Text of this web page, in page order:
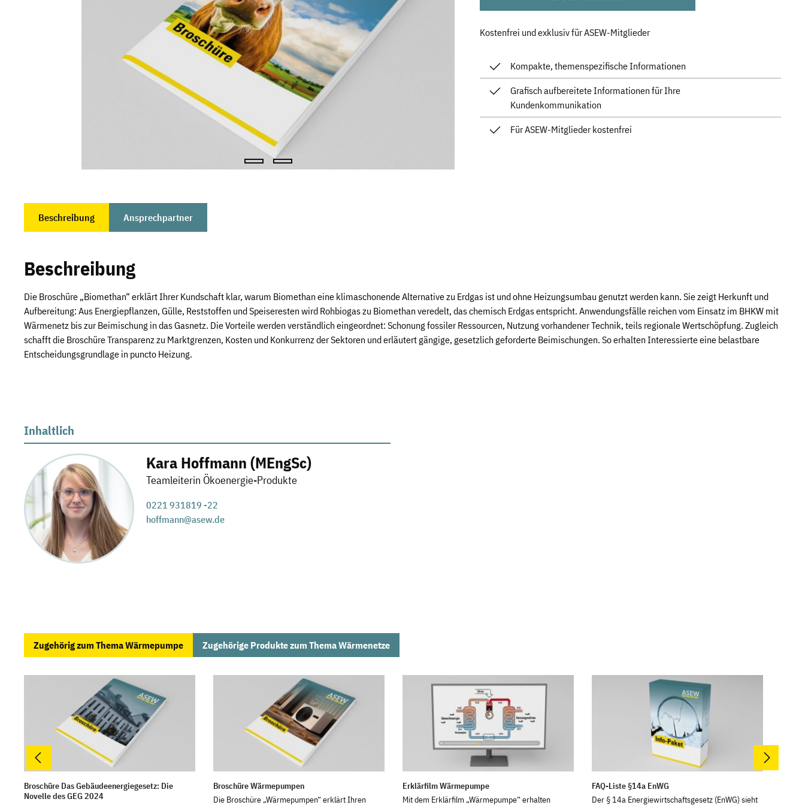
Kostenfrei und exklusiv für ASEW-Mitglieder
Kompakte, themenspezifische Informationen
Grafisch aufbereitete Informationen für Ihre
Kundenkommunikation
Für ASEW-Mitglieder kostenfrei
Beschreibung Ansprechpartner
Beschreibung
Die Broschüre „Biomethan“ erklärt Ihrer Kundschaft klar, warum Biomethan eine klimaschonende Alternative zu Erdgas ist und ohne Heizungsumbau genutzt werden kann. Sie zeigt Herkunft und
Aufbereitung: Aus Energiepflanzen, Gülle, Reststoffen und Speiseresten wird Rohbiogas zu Biomethan veredelt, das chemisch Erdgas entspricht. Anwendungsfälle reichen vom Einsatz im BHKW mit
Wärmenetz bis zur Beimischung in das Gasnetz. Die Vorteile werden verständlich eingeordnet: Schonung fossiler Ressourcen, Nutzung vorhandener Technik, teils regionale Wertschöpfung. Zugleich
schafft die Broschüre Transparenz zu Marktgrenzen, Kosten und Konkurrenz der Sektoren und erläutert gängige, gesetzlich geforderte Beimischungen. So erhalten Interessierte eine belastbare
Entscheidungsgrundlage in puncto Heizung.
Inhaltlich
Kara Hoffmann (MEngSc)
Teamleiterin Ökoenergie-Produkte
0221 931819 -22
hoffmann@asew.de
Zugehörig zum Thema Wärmepumpe Zugehörige Produkte zum Thema Wärmenetze
Produktgalerie überspringen
Broschüre Das Gebäudeenergiegesetz: Die
Novelle des GEG 2024
Broschüre Wärmepumpen
Die Broschüre „Wärmepumpen“ erklärt Ihren
Erklärfilm Wärmepumpe
Mit dem Erklärfilm „Wärmepumpe“ erhalten
FAQ-Liste §14a EnWG
Der § 14a Energiewirtschaftsgesetz (EnWG) sieht